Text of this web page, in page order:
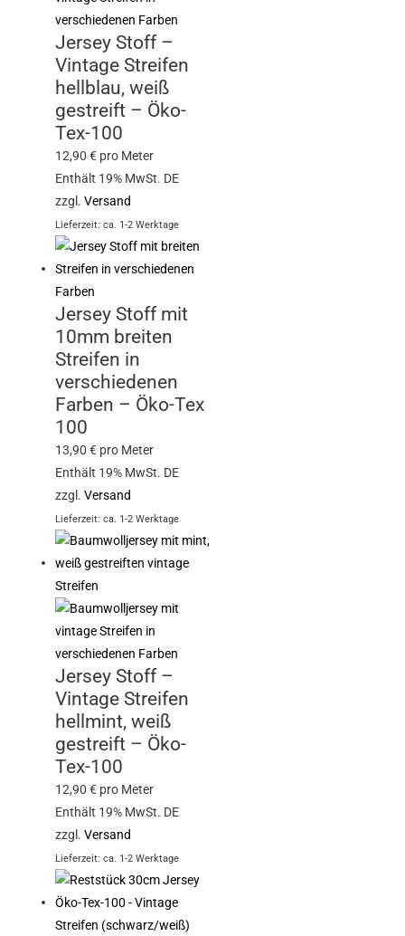
Jersey Stoff –
Vintage Streifen
hellblau, weiß
gestreift – Öko-
Tex-100
12,90€ pro Meter
Enthält 19% MwSt. DE
zzgl.Versand
Lieferzeit: ca. 1-2 Werktage
Jersey Stoff mit
10mm breiten
Streifen in
verschiedenen
Farben – Öko-Tex
100
13,90€ pro Meter
Enthält 19% MwSt. DE
zzgl.Versand
Lieferzeit: ca. 1-2 Werktage
Jersey Stoff –
Vintage Streifen
hellmint, weiß
gestreift – Öko-
Tex-100
12,90€ pro Meter
Enthält 19% MwSt. DE
zzgl.Versand
Lieferzeit: ca. 1-2 Werktage